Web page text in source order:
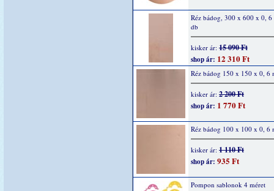
Réz bádog, 300 x 600 x 0,
db
kisker ár: 15 090 Ft
shop ár: 12 310 Ft
Réz bádog 150 x 150 x 0, 6
kisker ár: 2 200 Ft
shop ár: 1 770 Ft
Réz bádog 100 x 100 x 0, 6
kisker ár: 1 110 Ft
shop ár: 935 Ft
Pompon sablonok 4 méret